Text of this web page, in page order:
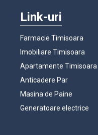
Link-uri
Farmacie Timisoara
Imobiliare Timisoara
Apartamente Timisoara
Anticadere Par
Masina de Paine
Generatoare electrice